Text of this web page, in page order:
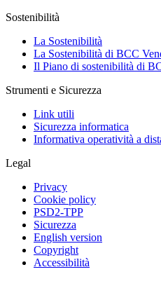
Sostenibilità
La Sostenibilità
La Sostenibilità di BCC
Il Piano di sostenibilità di
Strumenti e Sicurezza
Link utili
Sicurezza informatica
Informativa operatività a
Legal
Privacy
Cookie policy
PSD2-TPP
Sicurezza
English version
Copyright
Accessibilità